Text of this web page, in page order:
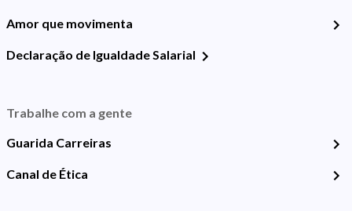
Amor que movimenta
Declaração de Igualdade Salarial
Trabalhe com a gente
Guarida Carreiras
Canal de Ética